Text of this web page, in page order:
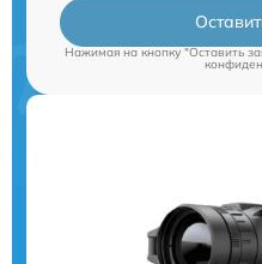
Нажимая на кнопку "Оставить